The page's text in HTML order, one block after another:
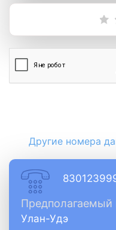
Другие номера
Предполагаемый
Улан-Удэ